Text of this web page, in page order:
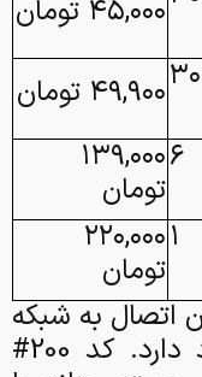
۴۵,۰۰۰ تومان
۲۰ گیگابایت / ۳۰۴۹,۹۰۰ تومان
۵۵ گیگابایت / ۶۱۳۹,۰۰۰
تومان
۱۰۰ گیگابایت / ۱۲۲۰,۰۰۰
تومان
اتصال به شبکه
هم چند کد دستوری وجود دارد. کد 200#